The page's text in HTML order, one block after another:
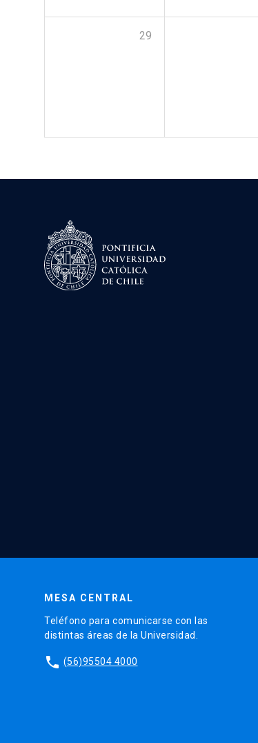
29
MESA CENTRAL
Teléfono para comunicarse con las
distintas áreas de la Universidad.
phone (56)95504 4000